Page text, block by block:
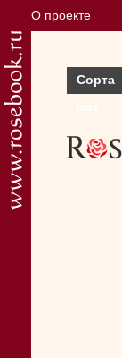
О проекте
Сорта